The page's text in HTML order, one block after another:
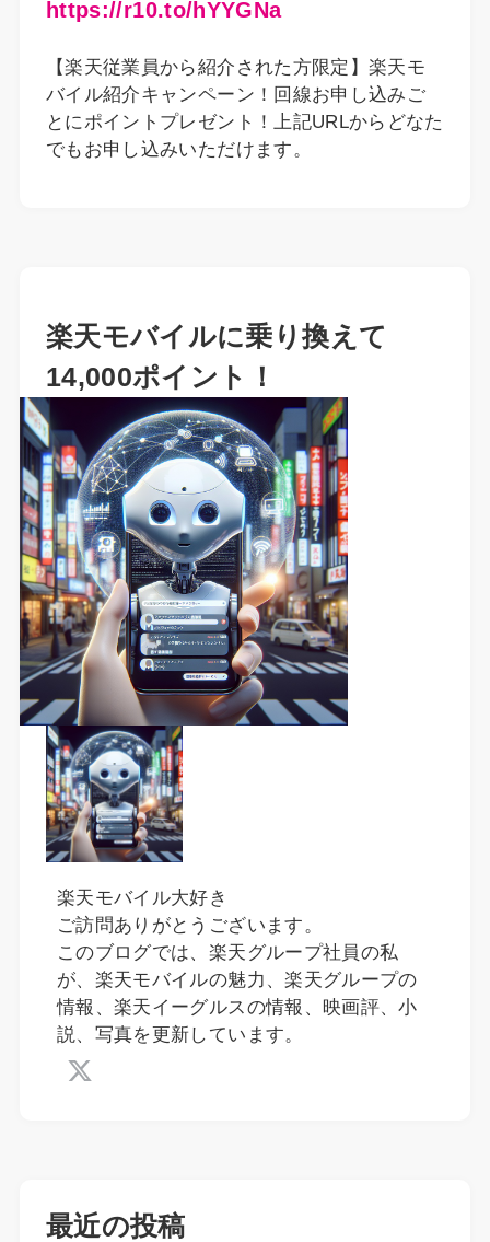
https://r10.to/hYYGNa
【楽天従業員から紹介された方限定】楽天モ
バイル紹介キャンペーン！回線お申し込みご
とにポイントプレゼント！上記URLからどなた
でもお申し込みいただけます。
楽天モバイルに乗り換えて
14,000ポイント！
楽天モバイル大好き
ご訪問ありがとうございます。
このブログでは、楽天グループ社員の私
が、楽天モバイルの魅力、楽天グループの
情報、楽天イーグルスの情報、映画評、小
説、写真を更新しています。
最近の投稿